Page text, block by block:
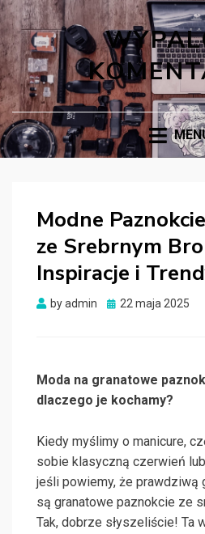
Modne
ze Srebrnym
Inspiracje i
byadmin
Posted
22 maja 2025
Moda na granatowe
dlaczego je kochamy?
Kiedy myślimy o manicure,
sobie klasyczną czerwień
jeśli powiemy, że prawdziwą
są granatowe paznokcie ze
Tak, dobrze słyszeliście! Ta